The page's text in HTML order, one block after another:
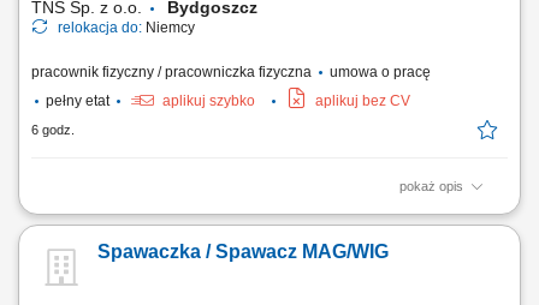
TNS Sp. z o.o. Bydgoszcz
relokacja do: Niemcy
pracownik fizyczny / pracowniczka fizyczna
umowa o pracę
pełny etat
aplikuj szybko aplikuj bez CV
6 godz.
pokaż opis
Opis stanowiska: spawanie półautomatem - metoda 135 lub 141;
pracy w zespole; zaangażowanie, sumienność, dyspozycyjność;
umiejętność posługiwania się elektronarzędziami;
Spawaczka / Spawacz MAG/WIG